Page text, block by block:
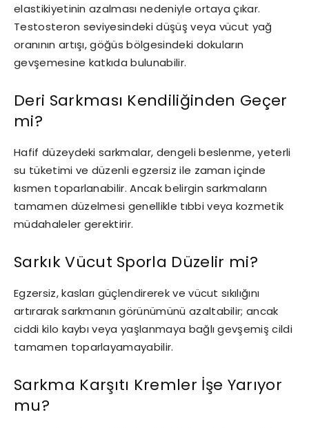
elastikiyetinin azalması nedeniyle ortaya çıkar.
Testosteron seviyesindeki düşüş veya vücut yağ
oranının artışı, göğüs bölgesindeki dokuların
gevşemesine katkıda bulunabilir.
Deri Sarkması Kendiliğinden Geçer
mi?
Hafif düzeydeki sarkmalar, dengeli beslenme, yeterli
su tüketimi ve düzenli egzersiz ile zaman içinde
kısmen toparlanabilir. Ancak belirgin sarkmaların
tamamen düzelmesi genellikle tıbbi veya kozmetik
müdahaleler gerektirir.
Sarkık Vücut Sporla Düzelir mi?
Egzersiz, kasları güçlendirerek ve vücut sıkılığını
artırarak sarkmanın görünümünü azaltabilir; ancak
ciddi kilo kaybı veya yaşlanmaya bağlı gevşemiş cildi
tamamen toparlayamayabilir.
Sarkma Karşıtı Kremler İşe Yarıyor
mu?